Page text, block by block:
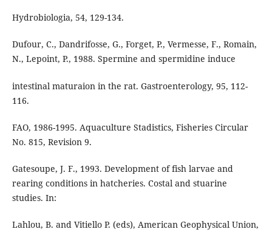
Hydrobiologia, 54, 129-134.
Dufour, C., Dandrifosse, G., Forget, P., Vermesse, F., Romain,
N., Lepoint, P., 1988. Spermine and spermidine induce
intestinal maturaion in the rat. Gastroenterology, 95, 112-
116.
FAO, 1986-1995. Aquaculture Stadistics, Fisheries Circular
No. 815, Revision 9.
Gatesoupe, J. F., 1993. Development of fish larvae and
rearing conditions in hatcheries. Costal and stuarine
studies. In:
Lahlou, B. and Vitiello P. (eds), American Geophysical Union,